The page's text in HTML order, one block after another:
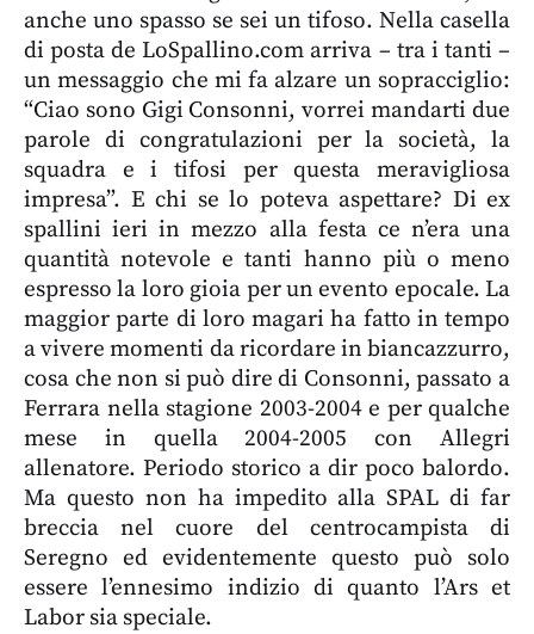
anche uno spasso se sei un tifoso. Nella casella
di posta de LoSpallino.com arriva – tra i tanti –
un messaggio che mi fa alzare un sopracciglio:
“Ciao sono Gigi Consonni, vorrei mandarti due
parole di congratulazioni per la società, la
squadra e i tifosi per questa meravigliosa
impresa”. E chi se lo poteva aspettare? Di ex
spallini ieri in mezzo alla festa ce n’era una
quantità notevole e tanti hanno più o meno
espresso la loro gioia per un evento epocale. La
maggior parte di loro magari ha fatto in tempo
a vivere momenti da ricordare in biancazzurro,
cosa che non si può dire di Consonni, passato a
Ferrara nella stagione 2003-2004 e per qualche
mese in quella 2004-2005 con Allegri
allenatore. Periodo storico a dir poco balordo.
Ma questo non ha impedito alla SPAL di far
breccia nel cuore del centrocampista di
Seregno ed evidentemente questo può solo
essere l’ennesimo indizio di quanto l’Ars et
Labor sia speciale.